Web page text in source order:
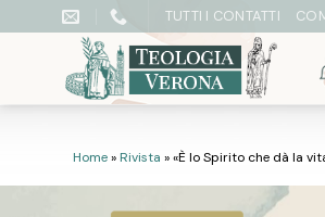
to
TUTTI I CONTATTI
Home»Rivista »«È lo Spirito che dà la